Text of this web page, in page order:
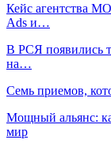
Кейс агентства
Ads и…
В РСЯ появились
на…
Семь приемов,
Мощный альянс:
мир